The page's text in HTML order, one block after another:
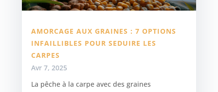
AMORCAGE AUX GRAINES : 7 OPTIONS
INFAILLIBLES POUR SEDUIRE LES
CARPES
Avr 7, 2025
La pêche à la carpe avec des graines